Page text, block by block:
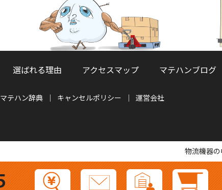
選ばれる理由 アクセスマップ マテハンブログ
マテハン辞典 キャンセルポリシー 運営会社
物流機器の